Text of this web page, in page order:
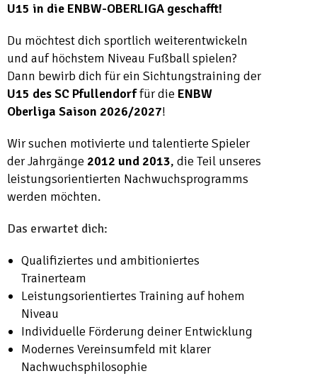
U15 in die ENBW-OBERLIGA geschafft!
Du möchtest dich sportlich weiterentwickeln
und auf höchstem Niveau Fußball spielen?
Dann bewirb dich für ein Sichtungstraining der
U15 des SC Pfullendorffür die ENBW
Oberliga Saison 2026/2027!
Wir suchen motivierte und talentierte Spieler
der Jahrgänge 2012 und 2013, die Teil unseres
leistungsorientierten Nachwuchsprogramms
werden möchten.
Das erwartet dich:
Qualifiziertes und ambitioniertes
Trainerteam
Leistungsorientiertes Training auf hohem
Niveau
Individuelle Förderung deiner Entwicklung
Modernes Vereinsumfeld mit klarer
Nachwuchsphilosophie